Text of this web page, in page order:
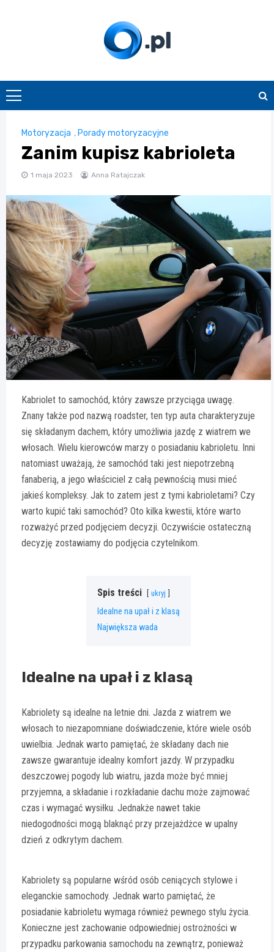
O.pl
Motoryzacja , Porady motoryzacyjne
Zanim kupisz kabrioleta
1 maja 2023 Anna Ratajczak
Kabriolet to samochód, który zawsze przyciąga uwagę.
Znany także pod nazwą roadster, ten typ auta charakteryzuje
się składanym dachem, który umożliwia jazdę z wiatrem we
włosach. Wielu kierowców marzy o posiadaniu kabrioletu. Inni
natomiast uważają, że samochód taki jest niepotrzebną
fanaberią, a jego właściciel z całą pewnością musi mieć
jakieś kompleksy. Jak to zatem jest z tymi kabrioletami? Czy
warto kupić taki samochód? Oto kilka kwestii, które warto
rozważyć przed podjęciem decyzji. Oczywiście ostateczną
decyzję zostawiamy do podjęcia czytelnikom.
Spis treści ukryj
Idealne na upał i z klasą
Największa wada
Idealne na upał i z klasą
Kabriolety są idealne na letnie dni. Jazda z wiatrem we
włosach to niezapomniane doświadczenie, które wiele osób
uwielbia. Jednak warto pamiętać, że składany dach nie
zawsze gwarantuje idealny komfort jazdy. W przypadku
deszczowej pogody lub wiatru, jazda może być mniej
przyjemna, a składanie i rozkładanie dachu może zajmować
czas i wymagać wysiłku. Jednakże nawet takie
niedogodności mogą blaknąć przy przejażdżce w upalny
dzień z odkrytym dachem.
Kabriolety są popularne wśród osób ceniących stylowe i
eleganckie samochody. Jednak warto pamiętać, że
posiadanie kabrioletu wymaga również pewnego stylu życia.
Konieczne jest zachowanie odpowiedniej ostrożności w
przypadku parkowania samochodu na zewnątrz, ponieważ